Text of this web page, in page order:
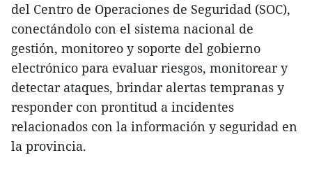
del Centro de Operaciones de Seguridad (SOC),
conectándolo con el sistema nacional de
gestión, monitoreo y soporte del gobierno
electrónico para evaluar riesgos, monitorear y
detectar ataques, brindar alertas tempranas y
responder con prontitud a incidentes
relacionados con la información y seguridad en
la provincia.